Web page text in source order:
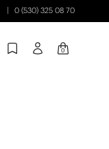
0 (530) 325 08 70
0